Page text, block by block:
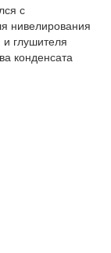
с
нивелирования
глушителя
конденсата